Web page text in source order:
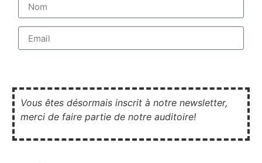
Vous êtes désormais inscrit à notre newsletter,
merci de faire partie de notre auditoire!